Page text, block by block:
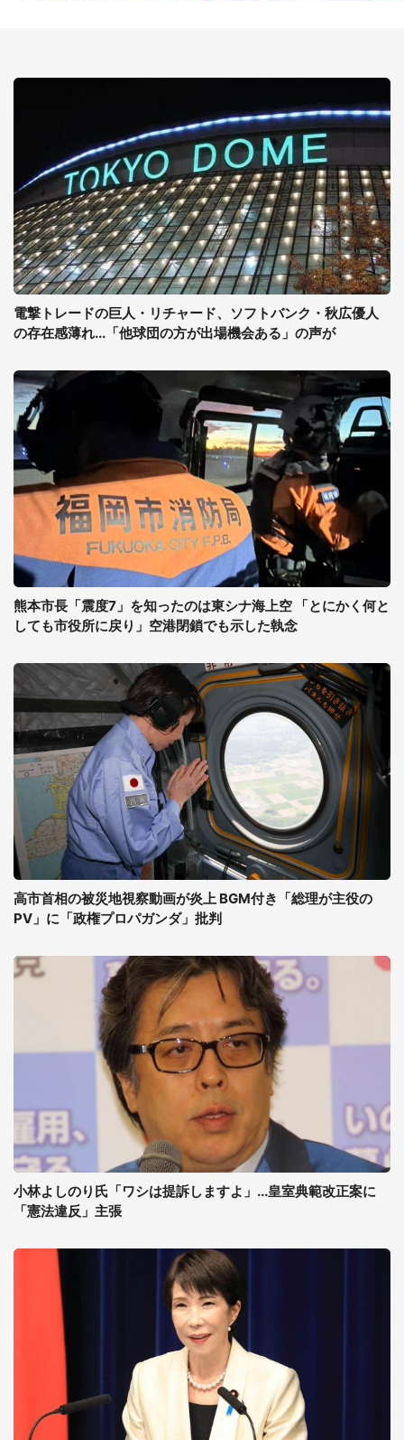
電撃トレードの巨人・リチャード、ソフトバンク・秋広優人
の存在感薄れ...「他球団の方が出場機会ある」の声が
熊本市長「震度7」を知ったのは東シナ海上空 「とにかく何と
しても市役所に戻り」空港閉鎖でも示した執念
高市首相の被災地視察動画が炎上 BGM付き「総理が主役の
PV」に「政権プロパガンダ」批判
小林よしのり氏「ワシは提訴しますよ」...皇室典範改正案に
「憲法違反」主張